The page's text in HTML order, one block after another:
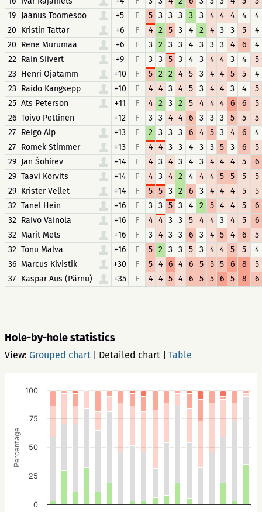
19 Jaanus Toomesoo +5 F 5 3 3 3 3 3 4 4 4 4
4
20 Kristin Tattar +6 F 4 2 5 3 4 2 4 3 3 5
4
20 Rene Murumaa +6 F 3 2 3 3 4 3 3 3 4 6
4
22 Rain Siivert +9 F 3 3 5 3 4 3 4 4 3 4
5
23 Henri Ojatamm +10 F 5 2 2 4 5 3 4 4 5 5
4
23 Raido Kängsepp +10 F 4 4 3 4 5 3 4 4 3 4
5
25 Ats Peterson +11 F 4 2 3 2 5 4 4 4 6 6
5
26 Toivo Pettinen +12 F 3 3 4 4 6 3 3 3 5 5
5
27 Reigo Alp +13 F 2 3 3 3 6 4 5 3 4 6
4
27 Romek Stimmer +13 F 4 4 3 3 4 3 3 5 3 6
5
29 Jan Šohirev +14 F 4 3 4 3 4 3 4 4 4 5
6
29 Taavi Kõrvits +14 F 4 3 4 2 4 4 4 5 5 5
5
29 Krister Vellet +14 F 5 5 3 2 6 3 4 4 4 5
5
32 Tanel Hein +16 F 3 3 5 3 4 2 5 4 4 5
6
32 Raivo Väinola +16 F 4 4 3 3 5 4 4 3 4 5
6
32 Marit Mets +16 F 3 4 3 3 6 3 4 5 4 6
5
32 Tõnu Malva +16 F 5 2 3 3 5 3 4 4 5 5
4
36 Marcus Kivistik +30 F 5 4 6 4 6 5 5 5 6 8
5
37 Kaspar Aus (Pärnu) +35 F 4 4 5 4 6 5 5 6 5 8 6
Hole-by-hole statistics
View: Grouped chart Detailed chart Table
Percentage
0
25
50
75
100